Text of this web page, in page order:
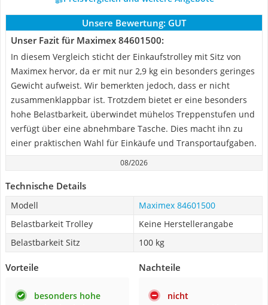
Unsere Bewertung: GUT
Unser Fazit für Maximex 84601500:
In diesem Vergleich sticht der Einkaufstrolley mit Sitz von
Maximex hervor, da er mit nur 2,9 kg ein besonders geringes
Gewicht aufweist. Wir bemerkten jedoch, dass er nicht
zusammenklappbar ist. Trotzdem bietet er eine besonders
hohe Belastbarkeit, überwindet mühelos Treppenstufen und
verfügt über eine abnehmbare Tasche. Dies macht ihn zu
einer praktischen Wahl für Einkäufe und Transportaufgaben.
08/2026
Technische Details
Modell
Maximex 84601500
Belastbarkeit Trolley
Keine Herstellerangabe
Belastbarkeit Sitz
100 kg
Vorteile
besonders hohe
Nachteile
nicht